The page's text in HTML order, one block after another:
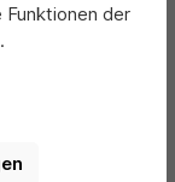
Funktionen der